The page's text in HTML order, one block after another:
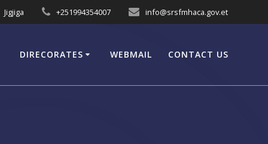
Jigjiga +251994354007 info@srsfmhaca.gov.et
DIRECORATES WEBMAIL CONTACT US